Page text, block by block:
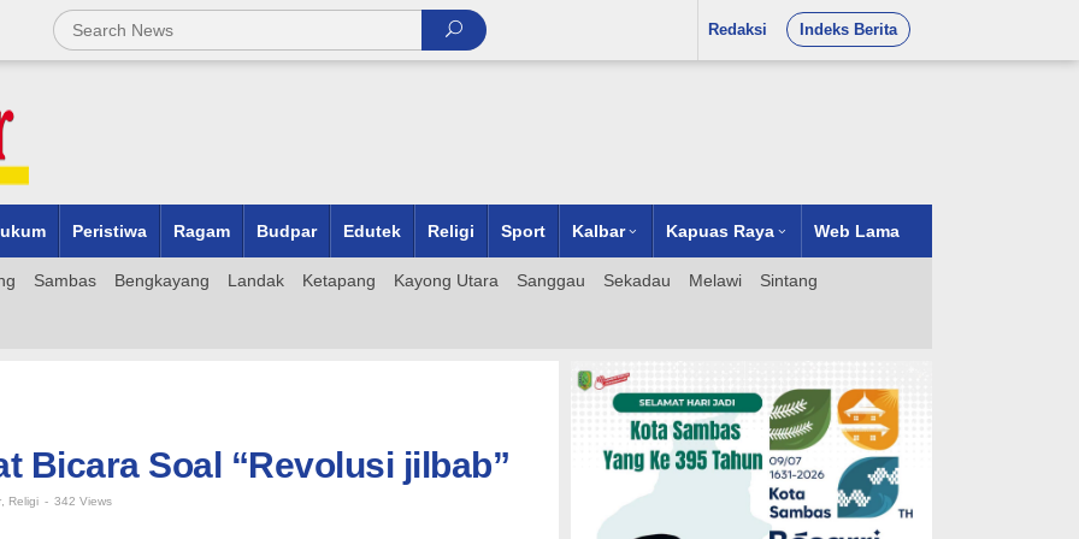
Redaksi Indeks Berita
Peristiwa Ragam Budpar Edutek Religi Sport Kalbar Kapuas Raya Web Lama
Sambas Bengkayang Landak Ketapang Kayong Utara Sanggau Sekadau Melawi Sintang
Bicara Soal “Revolusi jilbab”
Religi - 342 Views